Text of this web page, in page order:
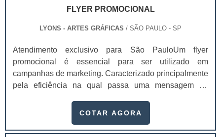
FLYER PROMOCIONAL
LYONS - ARTES GRÁFICAS / SÃO PAULO - SP
Atendimento exclusivo para São PauloUm flyer
promocional é essencial para ser utilizado em
campanhas de marketing. Caracterizado principalmente
pela eficiência na qual passa uma mensagem de
de fácil leitura e suas imagens impactantes, um flyer
arrebatador”.O texto é, em sua maioria, rápido e
COTAR AGORA